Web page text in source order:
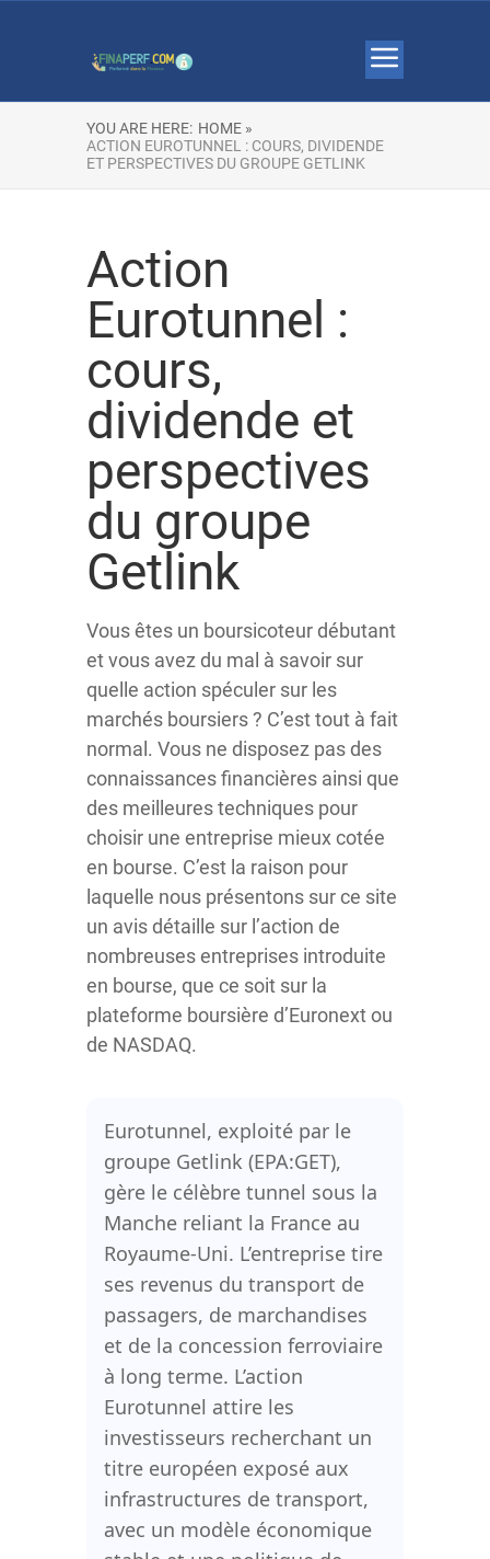
YOU ARE HERE: HOME »
ACTION EUROTUNNEL : COURS, DIVIDENDE
ET PERSPECTIVES DU GROUPE GETLINK
Action
Eurotunnel :
cours,
dividende et
perspectives
du groupe
Getlink
Vous êtes un boursicoteur débutant
et vous avez du mal à savoir sur
quelle action spéculer sur les
marchés boursiers ? C’est tout à fait
normal. Vous ne disposez pas des
connaissances financières ainsi que
des meilleures techniques pour
choisir une entreprise mieux cotée
en bourse. C’est la raison pour
laquelle nous présentons sur ce site
un avis détaille sur l’action de
nombreuses entreprises introduite
en bourse, que ce soit sur la
plateforme boursière d’Euronext ou
de NASDAQ.
Eurotunnel, exploité par le
groupe Getlink (EPA:GET),
gère le célèbre tunnel sous la
Manche reliant la France au
Royaume-Uni. L’entreprise tire
ses revenus du transport de
passagers, de marchandises
et de la concession ferroviaire
à long terme. L’action
Eurotunnel attire les
investisseurs recherchant un
titre européen exposé aux
infrastructures de transport,
avec un modèle économique